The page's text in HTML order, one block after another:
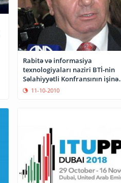
Rabitə və informasiya
texnologiyaları naziri BTİ-nin
Səlahiyyətli Konfransının işinə
qatılıb
11-10-2010